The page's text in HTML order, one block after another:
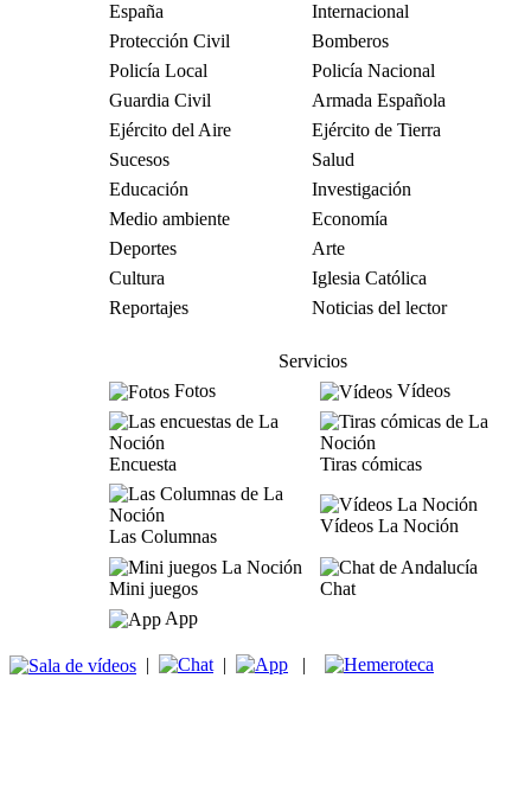
España
Internacional
Protección Civil
Bomberos
Policía Local
Policía Nacional
Guardia Civil
Armada Española
Ejército del Aire
Ejército de Tierra
Sucesos
Salud
Educación
Investigación
Medio ambiente
Economía
Deportes
Arte
Cultura
Iglesia Católica
Reportajes
Noticias del lector
Servicios
Fotos
Vídeos
Encuesta Tiras cómicas
Las Columnas
Vídeos La Noción
Mini juegos
Chat
App
| | |